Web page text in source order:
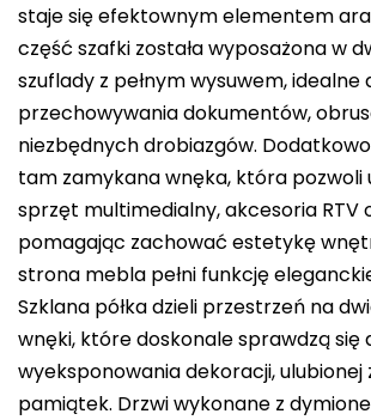
staje się efektownym elementem
część szafki została wyposażona w
szuflady z pełnym wysuwem, idealne
przechowywania dokumentów,
niezbędnych drobiazgów.
tam zamykana wnęka, która pozwoli
sprzęt multimedialny, akcesoria RTV
pomagając zachować estetykę
strona mebla pełni funkcję
Szklana półka dzieli przestrzeń na
wnęki, które doskonale sprawdzą się
wyeksponowania dekoracji, ulubionej
pamiątek. Drzwi wykonane z